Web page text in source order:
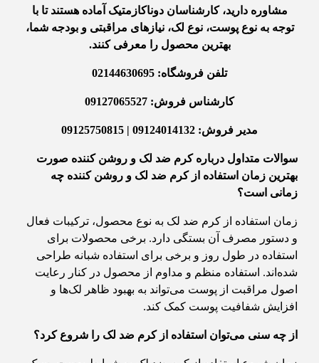
مشاوره دارید، کارشناسان دوناکازمتیک آماده هستند تا با
توجه به نوع پوست، نوع لک، نیازهای مراقبتی و بودجه شما،
بهترین محصول را معرفی کنند.
تلفن فروشگاه: 02144630695
کارشناس فروش: 09127065527
مدیر فروش: 09124014132 | 09125750815
سوالات متداول درباره کرم ضد لک و روشن کننده صورت
بهترین زمان استفاده از کرم ضد لک و روشن کننده چه
زمانی است؟
زمان استفاده از کرم ضد لک به نوع محصول، ترکیبات فعال
و دستور مصرف آن بستگی دارد. برخی محصولات برای
استفاده در طول روز و برخی برای استفاده شبانه طراحی
شده‌اند. استفاده منظم و مداوم از محصول در کنار رعایت
اصول مراقبت از پوست می‌تواند به بهبود ظاهر لک‌ها و
افزایش شفافیت پوست کمک کند.
از چه سنی می‌توان استفاده از کرم ضد لک را شروع کرد؟